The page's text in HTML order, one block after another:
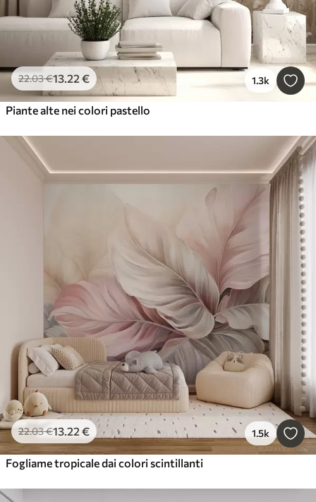
22.03€13.22 € 1.3k
Piante alte nei colori pastello
22.03€13.22 € 1.5k
Fogliame tropicale dai colori scintillanti